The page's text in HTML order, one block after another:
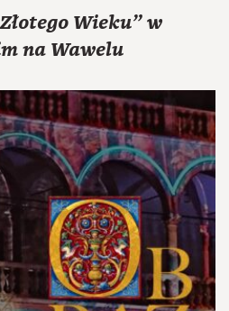
Wieku" w
na Wawelu